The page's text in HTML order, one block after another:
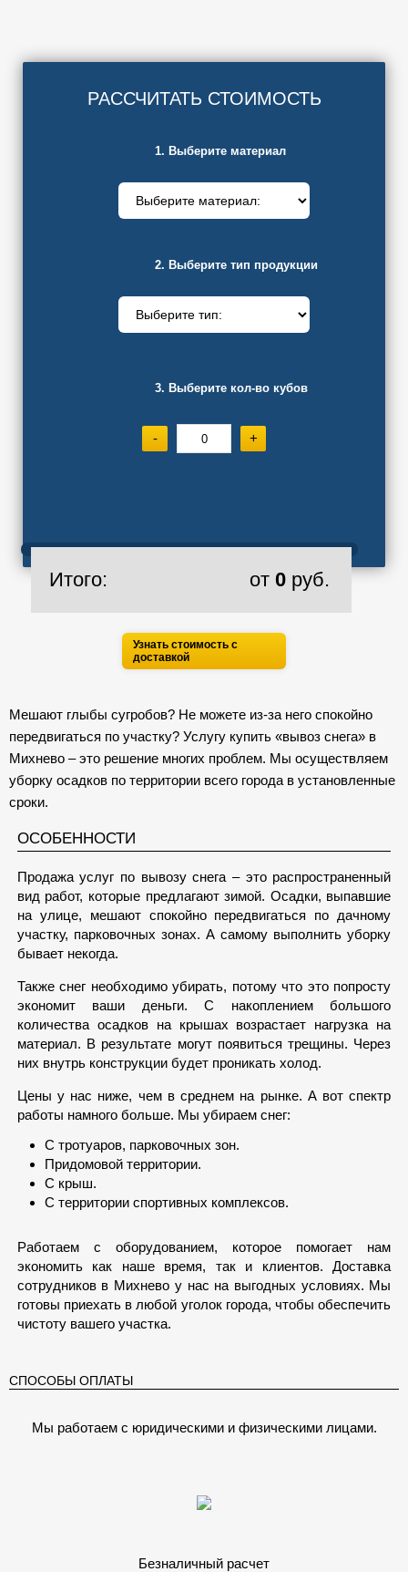
РАССЧИТАТЬ СТОИМОСТЬ
1. Выберите материал
2. Выберите тип продукции
3. Выберите кол-во кубов
- +
Итого: от 0 руб.
Узнать стоимость с
доставкой
Мешают глыбы сугробов? Не можете из-за него спокойно
передвигаться по участку? Услугу купить «вывоз снега» в
Михнево – это решение многих проблем. Мы осуществляем
уборку осадков по территории всего города в установленные
сроки.
ОСОБЕННОСТИ
Продажа услуг по вывозу снега – это распространенный
вид работ, которые предлагают зимой. Осадки, выпавшие
на улице, мешают спокойно передвигаться по дачному
участку, парковочных зонах. А самому выполнить уборку
бывает некогда.
Также снег необходимо убирать, потому что это попросту
экономит ваши деньги. С накоплением большого
количества осадков на крышах возрастает нагрузка на
материал. В результате могут появиться трещины. Через
них внутрь конструкции будет проникать холод.
Цены у нас ниже, чем в среднем на рынке. А вот спектр
работы намного больше. Мы убираем снег:
С тротуаров, парковочных зон.
Придомовой территории.
С крыш.
С территории спортивных комплексов.
Работаем с оборудованием, которое помогает нам
экономить как наше время, так и клиентов. Доставка
сотрудников в Михнево у нас на выгодных условиях. Мы
готовы приехать в любой уголок города, чтобы обеспечить
чистоту вашего участка.
СПОСОБЫ ОПЛАТЫ
Мы работаем с юридическими и физическими лицами.
Безналичный расчет